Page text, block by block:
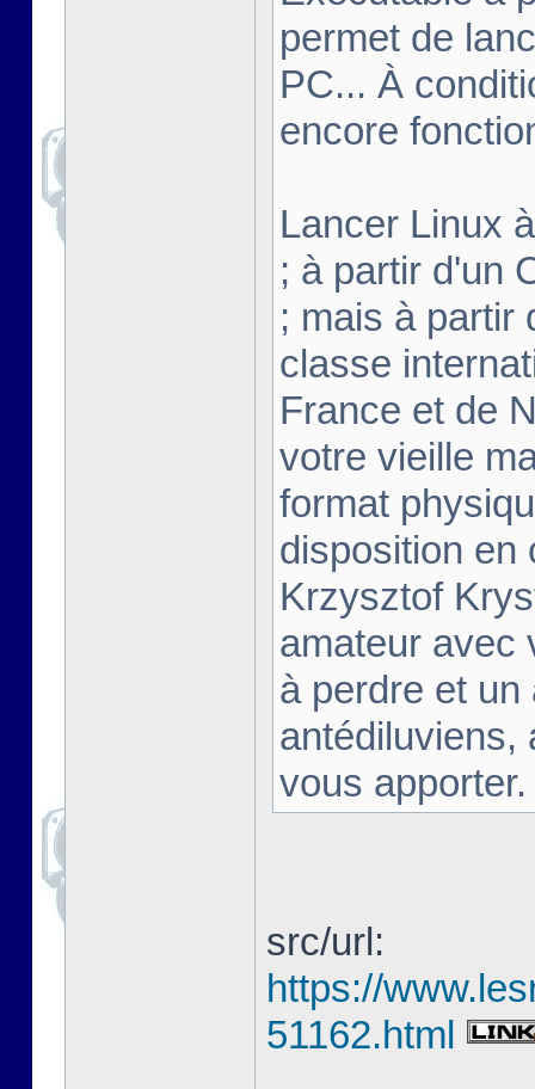
permet de
PC... À
encore
Lancer Linux
; à partir d'un
; mais à partir
classe
France et de
votre vieille
format
disposition en
Krzysztof
amateur avec
à perdre et
antédiluviens,
vous
src/url:
https://
51162.html